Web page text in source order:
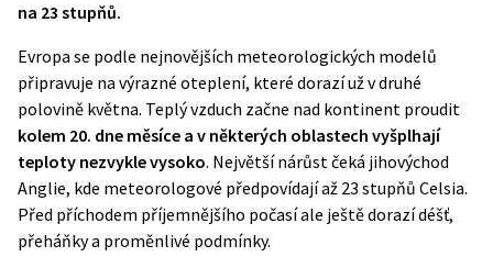
na 23 stupňů.
Evropa se podle nejnovějších meteorologických modelů
připravuje na výrazné oteplení, které dorazí už v druhé
polovině května. Teplý vzduch začne nad kontinent proudit
kolem 20. dne měsíce a v některých oblastech vyšplhají
teploty nezvykle vysoko. Největší nárůst čeká jihovýchod
Anglie, kde meteorologové předpovídají až 23 stupňů Celsia.
Před příchodem příjemnějšího počasí ale ještě dorazí déšť,
přeháňky a proměnlivé podmínky.